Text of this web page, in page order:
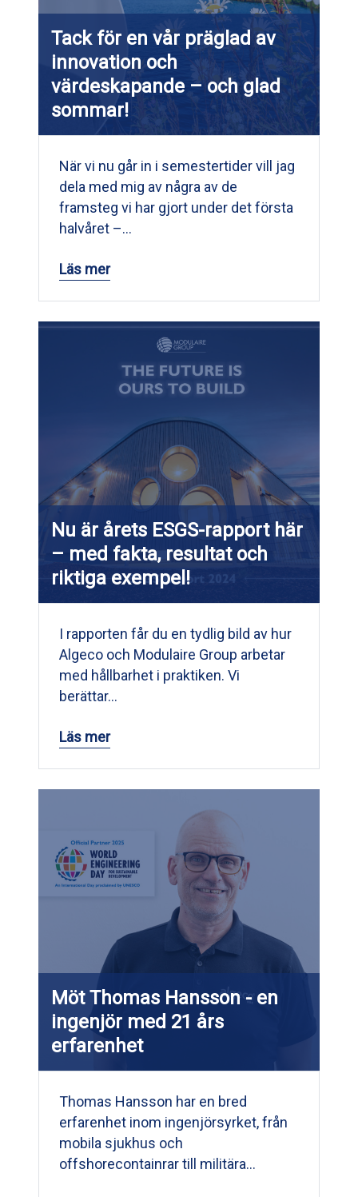
Tack för en vår präglad av
innovation och
värdeskapande – och glad
sommar!
När vi nu går in i semestertider vill jag
dela med mig av några av de
framsteg vi har gjort under det första
halvåret –…
Läs mer
Nu är årets ESGS-rapport här
– med fakta, resultat och
riktiga exempel!
I rapporten får du en tydlig bild av hur
Algeco och Modulaire Group arbetar
med hållbarhet i praktiken. Vi
berättar…
Läs mer
Möt Thomas Hansson - en
ingenjör med 21 års
erfarenhet
Thomas Hansson har en bred
erfarenhet inom ingenjörsyrket, från
mobila sjukhus och
offshorecontainrar till militära…